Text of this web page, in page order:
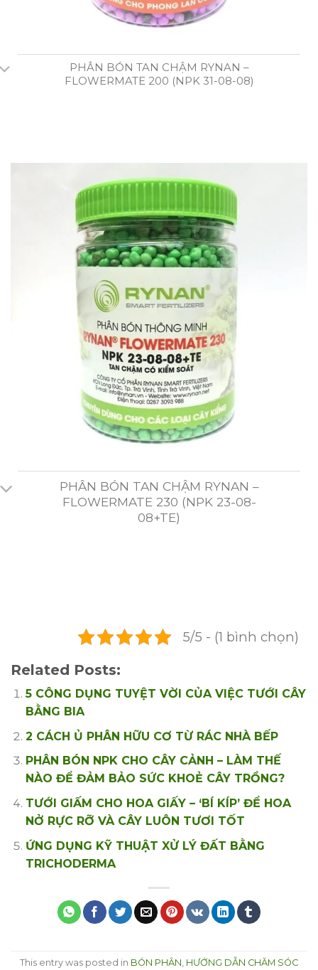
PHÂN BÓN TAN CHẬM RYNAN –
FLOWERMATE 200 (NPK 31-08-08)
PHÂN BÓN TAN CHẬM RYNAN –
FLOWERMATE 230 (NPK 23-08-
08+TE)
5/5 - (1 bình chọn)
Related Posts:
5 CÔNG DỤNG TUYỆT VỜI CỦA VIỆC TƯỚI CÂY
BẰNG BIA
2 CÁCH Ủ PHÂN HỮU CƠ TỪ RÁC NHÀ BẾP
PHÂN BÓN NPK CHO CÂY CẢNH – LÀM THẾ
NÀO ĐỂ ĐẢM BẢO SỨC KHOẺ CÂY TRỒNG?
TƯỚI GIẤM CHO HOA GIẤY – ‘BÍ KÍP’ ĐỂ HOA
NỞ RỰC RỠ VÀ CÂY LUÔN TƯƠI TỐT
ỨNG DỤNG KỸ THUẬT XỬ LÝ ĐẤT BẰNG
TRICHODERMA
This entry was posted in BÓN PHÂN HƯỚNG DẪN CHĂM SÓC